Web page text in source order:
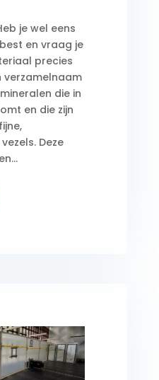
je wel eens
en vraag je
precies
verzamelnaam
die in
en die zijn
Deze